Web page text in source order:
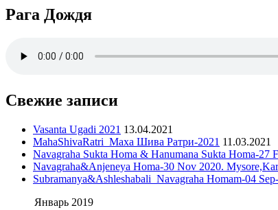
Рага Дождя
Свежие записи
Vasanta Ugadi 2021 13.04.2021
MahaShivaRatri_Маха Шива Ратри-2021 11.03.2021
Navagraha Sukta Homa & Hanumana Sukta Homa-27
Navagraha&Anjeneya Homa-30 Nov 2020.
Subramanya&Ashleshabali_Navagraha Homam-04
Январь 2019